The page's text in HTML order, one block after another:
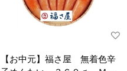
【お中元】福さ屋 無着色辛